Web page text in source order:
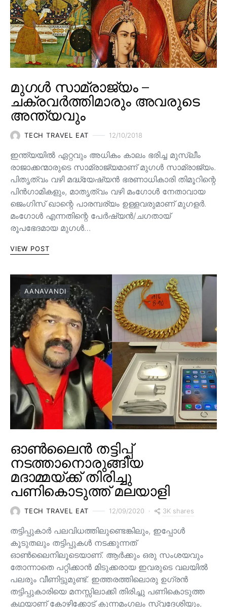
മുഗൾ സാമ്രാജ്യം –
ചക്രവർത്തിമാരും അവരുടെ
അന്ത്യവും
TECH TRAVEL EAT 12/10/2018
ഇന്ത്യയിൽ ഏറ്റവും അധികം കാലം ഭരിച്ച മുസ്ലീം
രാജാക്കന്മാരുടെ സാമ്രാജ്യമാണ് മുഗൾ സാമ്രാജ്യം.
പിതൃത്വം വഴി മദ്ധ്യേഷ്യൻ ഭരണാധികാരി തിമൂറിന്റെ
പിൻ‌ഗാമികളും, മാതൃത്വം വഴി മംഗോൾ നേതാവായ
ജെംഗിസ് ഖാന്റെ പാരമ്പര്യം ഉള്ളവരുമാണ്‌ മുഗളർ.
മംഗോൾ എന്നതിന്റെ പേർഷ്യൻ/ചഗതായ്
രൂപഭേദമായ മുഗൾ…
VIEW POST
AANAVANDI
ഓൺലൈൻ തട്ടിപ്പ്
നടത്താനൊരുങ്ങിയ
മദാമ്മയ്ക്ക് തിരിച്ചു
പണികൊടുത്ത് മലയാളി
TECH TRAVEL EAT 12/09/2020 3K shares
തട്ടിപ്പുകാർ പലവിധത്തിലുണ്ടെങ്കിലും, ഇപ്പോൾ
കൂടുതലും തട്ടിപ്പുകൾ നടക്കുന്നത്
ഓൺലൈനിലൂടെയാണ്. ആർക്കും ഒരു സംശയവും
തോന്നാതെ പറ്റിക്കാൻ മിടുക്കരായ ഇവരുടെ വലയിൽ
പലരും വീണിട്ടുമുണ്ട്. ഇത്തരത്തിലൊരു ഉഗ്രൻ
തട്ടിപ്പുകാരിയെ മനസ്സിലാക്കി തിരിച്ചു പണികൊടുത്ത
കഥയാണ് കോഴിക്കോട് കുന്നമംഗലം സ്വദേശിയും,